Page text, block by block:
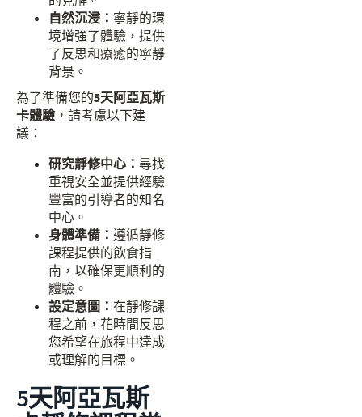
自然沉浸： 寧靜的環
境增強了體驗，提供
了反思和療癒的寧靜
背景。
為了準備您的5天阿亞瓦斯
卡體驗 ，請考慮以下建
議：
研究靜修中心： 尋找
重視安全並提供經驗
豐富的引導者的知名
中心。
身體準備： 遵循靜修
課程提供的飲食指
南，以確保更順利的
體驗。
設定意圖： 在靜修課
程之前，花時間反思
您希望在旅程中達成
或理解的目標。
5天阿亞瓦斯